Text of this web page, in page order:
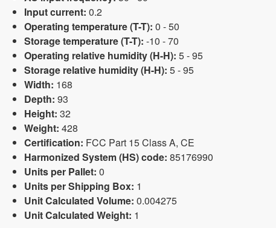
Input current: 0.2
Operating temperature (T-T): 0 - 50
Storage temperature (T-T): -10 - 70
Operating relative humidity (H-H): 5 - 95
Storage relative humidity (H-H): 5 - 95
Width: 168
Depth: 93
Height: 32
Weight: 428
Certification: FCC Part 15 Class A, CE
Harmonized System (HS) code: 85176990
Units per Pallet: 0
Units per Shipping Box: 1
Unit Calculated Volume: 0.004275
Unit Calculated Weight: 1